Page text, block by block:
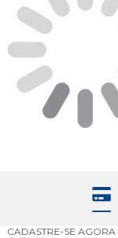
CADASTRE-SE AGORA